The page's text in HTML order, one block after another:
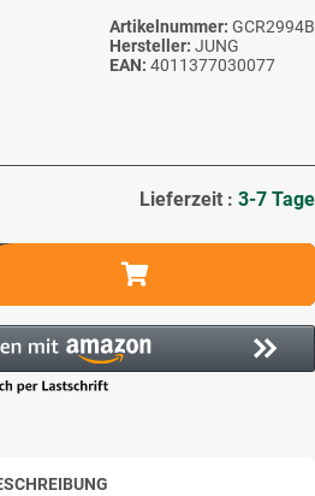
Artikelnummer: GCR2994B
Hersteller: JUNG
EAN: 4011377030077
Lieferzeit : 3-7 Tage